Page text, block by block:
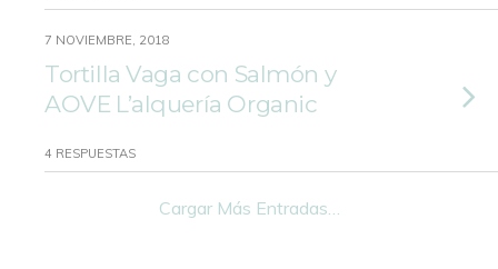
7 NOVIEMBRE, 2018
Tortilla Vaga con Salmón y
AOVE L’alquería Organic
4 RESPUESTAS
Cargar Más Entradas…